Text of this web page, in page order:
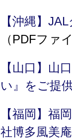
【沖縄】
（PDFファ
【山口】山
い』をご提
【福岡】福
社博多風美